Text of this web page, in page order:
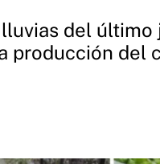
del
producción del